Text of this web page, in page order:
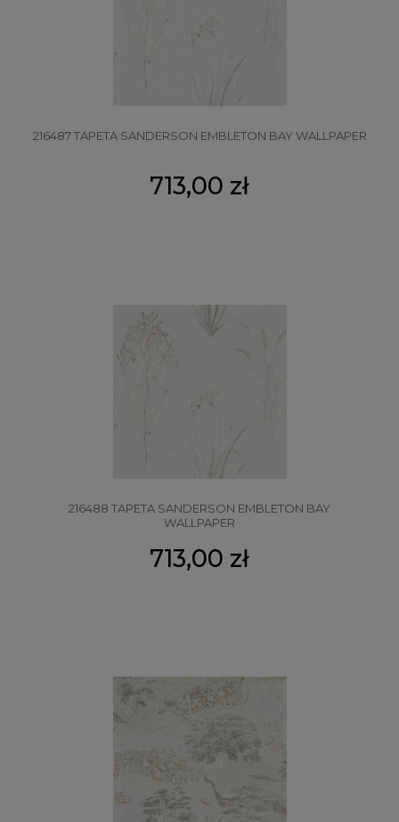
216487 TAPETA SANDERSON EMBLETON BAY WALLPAPER
713,00 zł
216488 TAPETA SANDERSON EMBLETON BAY
WALLPAPER
713,00 zł